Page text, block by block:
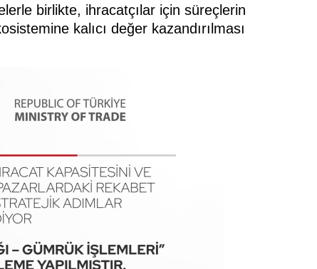
birlikte, ihracatçılar için süreçlerin
kalıcı değer kazandırılması